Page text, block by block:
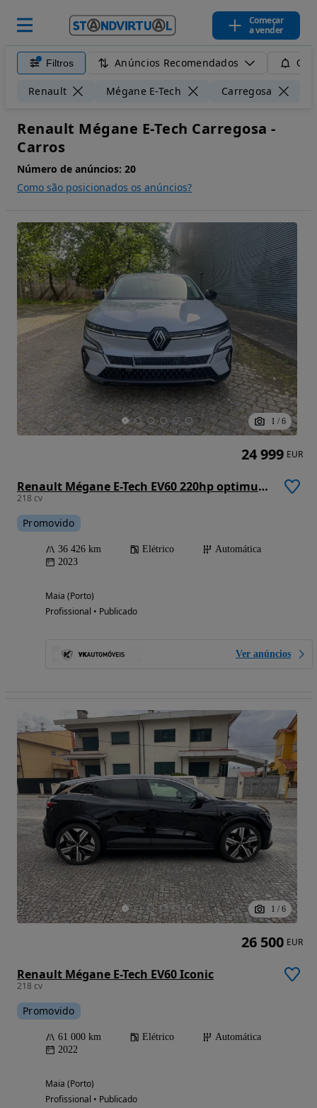
Começar
a vender
Filtros Anúncios Recomendados
Renault Mégane E-Tech Carregosa
Renault Mégane E-Tech Carregosa -
Carros
Número de anúncios: 20
Como são posicionados os anúncios?
1 / 6
Renault Mégane E-Tech EV60 220hp optimum charge Equilibre
218 cv
Promovido
36 426 km Elétrico
Automática
2023
Maia (Porto)
Profissional • Publicado
Ver anúncios
24 999 EUR
1 / 6
Renault Mégane E-Tech EV60 Iconic
218 cv
Promovido
61 000 km Elétrico
Automática
2022
Maia (Porto)
Profissional • Publicado
26 500 EUR